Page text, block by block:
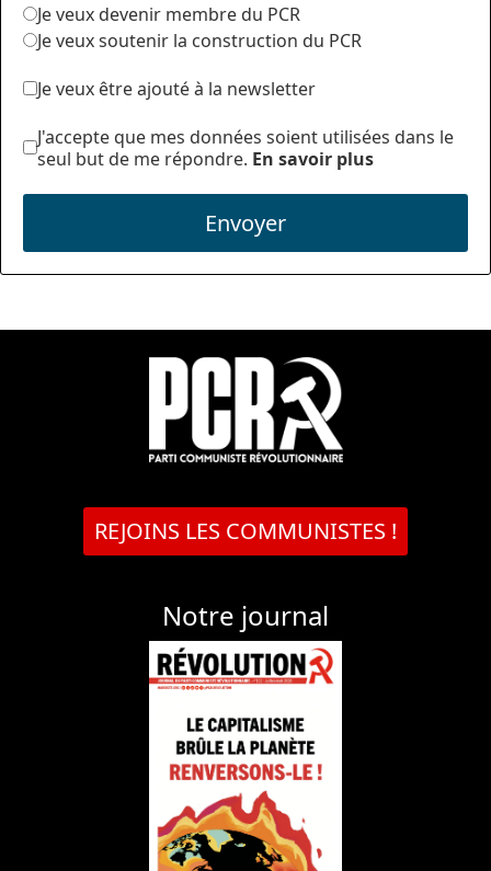
Je veux devenir membre du PCR
Je veux soutenir la construction du PCR
Je veux être ajouté à la newsletter
J'accepte que mes données soient utilisées dans le
seul but de me répondre. En savoir plus
Envoyer
REJOINS LES COMMUNISTES !
Notre journal